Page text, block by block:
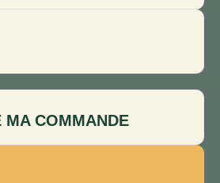
MA COMMANDE